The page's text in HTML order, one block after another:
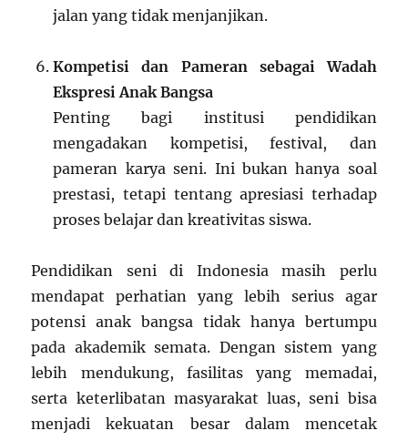
jalan yang tidak menjanjikan.
Kompetisi dan Pameran sebagai Wadah
Ekspresi Anak Bangsa
Penting bagi institusi pendidikan
mengadakan kompetisi, festival, dan
pameran karya seni. Ini bukan hanya soal
prestasi, tetapi tentang apresiasi terhadap
proses belajar dan kreativitas siswa.
Pendidikan seni di Indonesia masih perlu
mendapat perhatian yang lebih serius agar
potensi anak bangsa tidak hanya bertumpu
pada akademik semata. Dengan sistem yang
lebih mendukung, fasilitas yang memadai,
serta keterlibatan masyarakat luas, seni bisa
menjadi kekuatan besar dalam mencetak